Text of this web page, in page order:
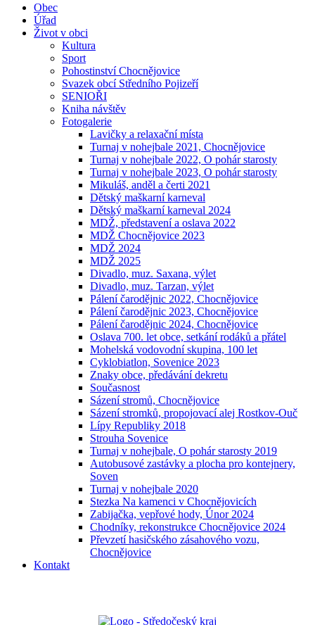
Obec
Úřad
Život v obci
Kultura
Sport
Pohostinství Chocnějovice
Svazek obcí Středního Pojizeří
SENIOŘI
Kniha návštěv
Fotogalerie
Lavičky a relaxační místa
Turnaj v nohejbale 2021, Chocnějovice
Turnaj v nohejbale 2022, O pohár starosty
Turnaj v nohejbale 2023, O pohár starosty
Mikuláš, anděl a čerti 2021
Dětský maškarní karneval
Dětský maškarní karneval 2024
MDŽ, představení a oslava 2022
MDŽ Chocnějovice 2023
MDŽ 2024
MDŽ 2025
Divadlo, muz. Saxana, výlet
Divadlo, muz. Tarzan, výlet
Pálení čarodějnic 2022, Chocnějovice
Pálení čarodějnic 2023, Chocnějovice
Pálení čarodějnic 2024, Chocnějovice
Oslava 700. let obce, setkání rodáků a přátel
Mohelská vodovodní skupina, 100 let
Cyklobiatlon, Sovenice 2023
Znaky obce, předávání dekretu
Současnost
Sázení stromů, Chocnějovice
Sázení stromků, propojovací alej Rostkov-Ouč
Lípy Republiky 2018
Strouha Sovenice
Turnaj v nohejbale, O pohár starosty 2019
Autobusové zastávky a plocha pro kontejnery,
Soven
Turnaj v nohejbale 2020
Stezka Na kamenci v Chocnějovicích
Zabijačka, vepřové hody, Únor 2024
Chodníky, rekonstrukce Chocnějovice 2024
Převzetí hasičského zásahového vozu,
Chocnějovice
Kontakt